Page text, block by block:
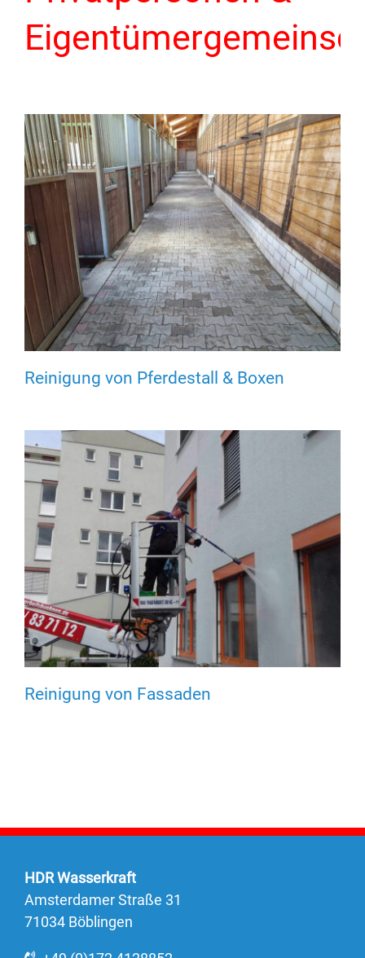
Reinigung von Pferdestall & Boxen
Reinigung von Fassaden
HDR Wasserkraft
Amsterdamer Straße 31
71034 Böblingen